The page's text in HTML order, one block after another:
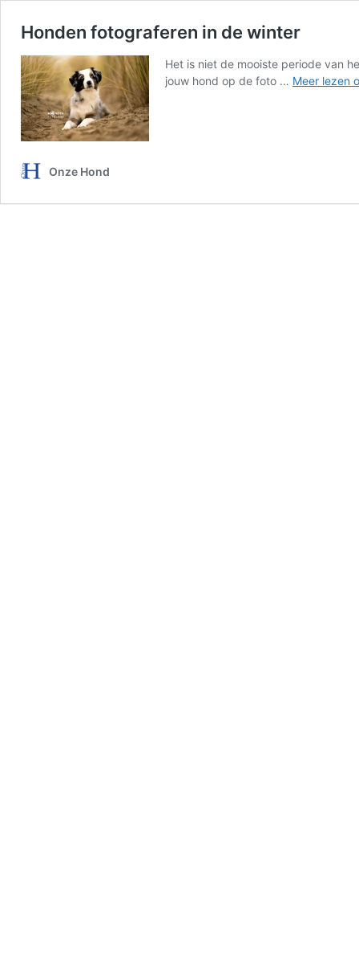
Honden fotograferen in de winter
Het is niet de mooiste periode van
jouw hond op de foto … Meer lezen
Onze Hond